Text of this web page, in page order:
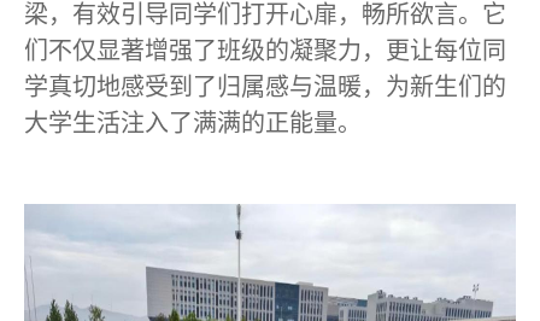
梁，有效引导同学们打开心扉，畅所欲言。它
们不仅显著增强了班级的凝聚力，更让每位同
学真切地感受到了归属感与温暖，为新生们的
大学生活注入了满满的正能量。